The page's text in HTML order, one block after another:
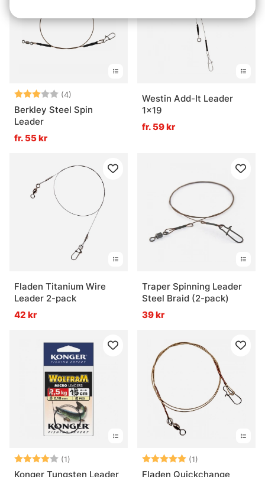
Betyg: (4)
3.0 utav 5 stjärnor
Berkley Steel Spin
Leader
fr. 55 kr
Westin Add-It Leader
1x19
fr. 59 kr
Fladen Titanium Wire
Leader 2-pack
42 kr
Traper Spinning Leader
Steel Braid (2-pack)
39 kr
Betyg: (1)
4.0 utav 5 stjärnor
Konger Tungsten Leader
Betyg: (1)
Fladen Quickchange